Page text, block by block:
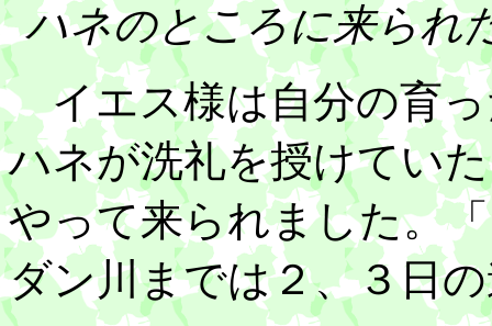
ハネのところに来られ
イエス様は自分の育っ
ハネが洗礼を授けてい
やって来られました。
ダン川までは２、３日